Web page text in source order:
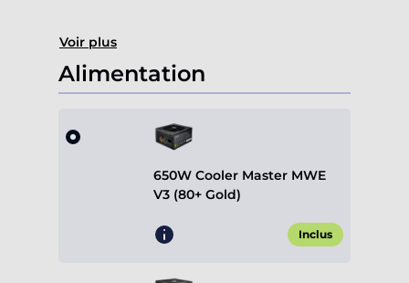
Voir plus
Alimentation
650W Cooler Master MWE
V3 (80+ Gold)
Inclus